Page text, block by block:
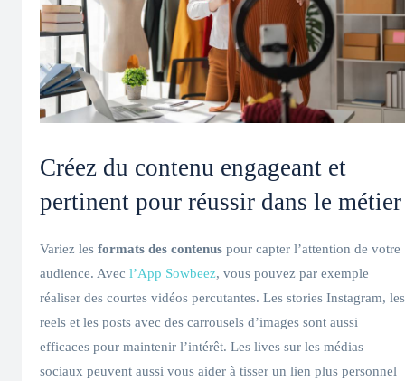
Créez du contenu engageant et
pertinent pour réussir dans le métier
Variez les formats des contenus pour capter l’attention de votre
audience. Avec l’App Sowbeez, vous pouvez par exemple
réaliser des courtes vidéos percutantes. Les stories Instagram, les
reels et les posts avec des carrousels d’images sont aussi
efficaces pour maintenir l’intérêt. Les lives sur les médias
sociaux peuvent aussi vous aider à tisser un lien plus personnel